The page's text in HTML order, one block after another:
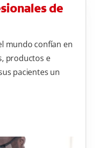
de
mundo confían en
productos e
pacientes un